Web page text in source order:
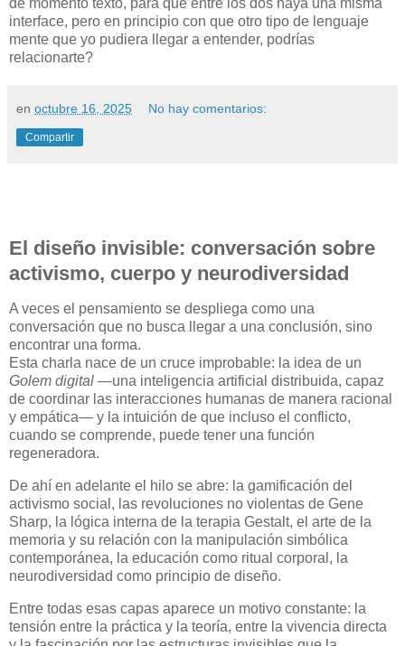
de momento texto, para que entre los dos haya una misma
interface, pero en principio con que otro tipo de lenguaje
mente que yo pudiera llegar a entender, podrías
relacionarte?
en octubre 16, 2025 No hay comentarios:
Compartir
El diseño invisible: conversación sobre
activismo, cuerpo y neurodiversidad
A veces el pensamiento se despliega como una
conversación que no busca llegar a una conclusión, sino
encontrar una forma.
Esta charla nace de un cruce improbable: la idea de un
Golem digital —una inteligencia artificial distribuida, capaz
de coordinar las interacciones humanas de manera racional
y empática— y la intuición de que incluso el conflicto,
cuando se comprende, puede tener una función
regeneradora.
De ahí en adelante el hilo se abre: la gamificación del
activismo social, las revoluciones no violentas de Gene
Sharp, la lógica interna de la terapia Gestalt, el arte de la
memoria y su relación con la manipulación simbólica
contemporánea, la educación como ritual corporal, la
neurodiversidad como principio de diseño.
Entre todas esas capas aparece un motivo constante: la
tensión entre la práctica y la teoría, entre la vivencia directa